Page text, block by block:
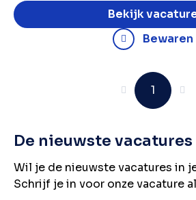
Bekijk
Bewaren
Vorige
1
De nieuwste
Wil je de nieuwste vacatures in
Schrijf je in voor onze vacature